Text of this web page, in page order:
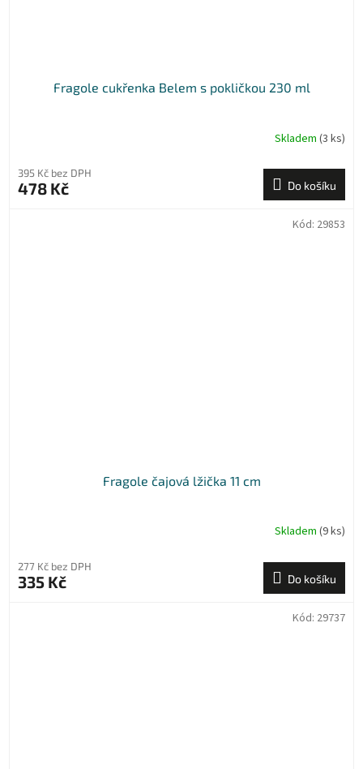
Fragole cukřenka Belem s pokličkou 230 ml
Skladem (3 ks)
395 Kč bez DPH
478 Kč Do košíku
Fragole čajová lžička 11 cm
Skladem (9 ks)
277 Kč bez DPH
335 Kč Do košíku
Kód: 29853
Kód: 29737